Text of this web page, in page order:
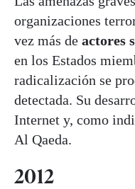
organizaciones
vez más de actores
en los Estados
radicalización se
detectada. Su
Internet y, como
Al Qaeda.
2012